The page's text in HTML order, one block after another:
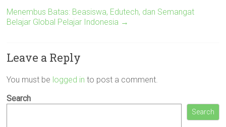
Menembus Batas: Beasiswa, Edutech, dan Semangat
Belajar Global Pelajar Indonesia →
Leave a Reply
You must be logged in to post a comment.
Search
Search